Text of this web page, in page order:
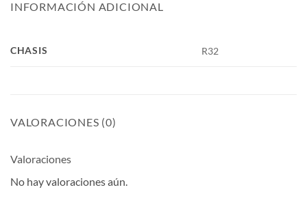
INFORMACIÓN ADICIONAL
CHASIS R32
VALORACIONES (0)
Valoraciones
No hay valoraciones aún.